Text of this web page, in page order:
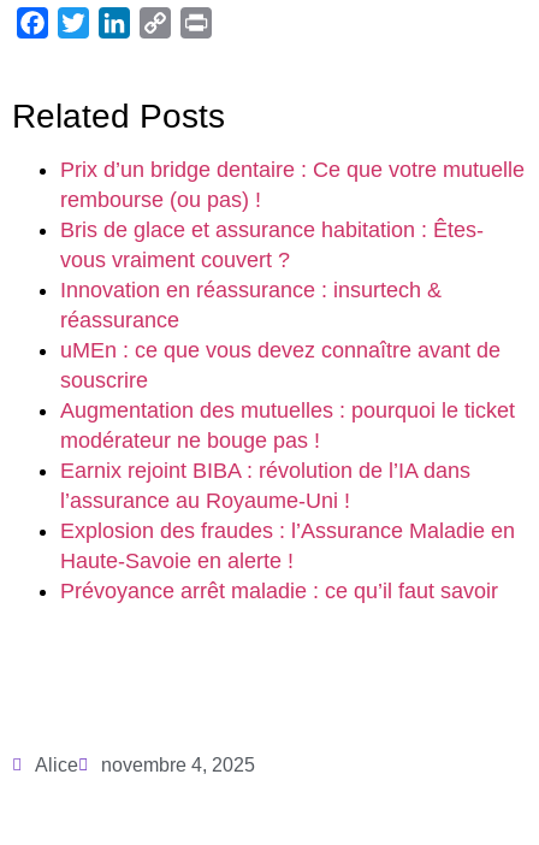
Facebook
TwitterLinkedIn
Copy
Related Posts
Prix d’un bridge dentaire : Ce que votre mutuelle
rembourse (ou pas) !
Bris de glace et assurance habitation : Êtes-
vous vraiment couvert ?
Innovation en réassurance : insurtech &
réassurance
uMEn : ce que vous devez connaître avant de
souscrire
Augmentation des mutuelles : pourquoi le ticket
modérateur ne bouge pas !
Earnix rejoint BIBA : révolution de l’IA dans
l’assurance au Royaume-Uni !
Explosion des fraudes : l’Assurance Maladie en
Haute-Savoie en alerte !
Prévoyance arrêt maladie : ce qu’il faut savoir
Alice novembre 4, 2025